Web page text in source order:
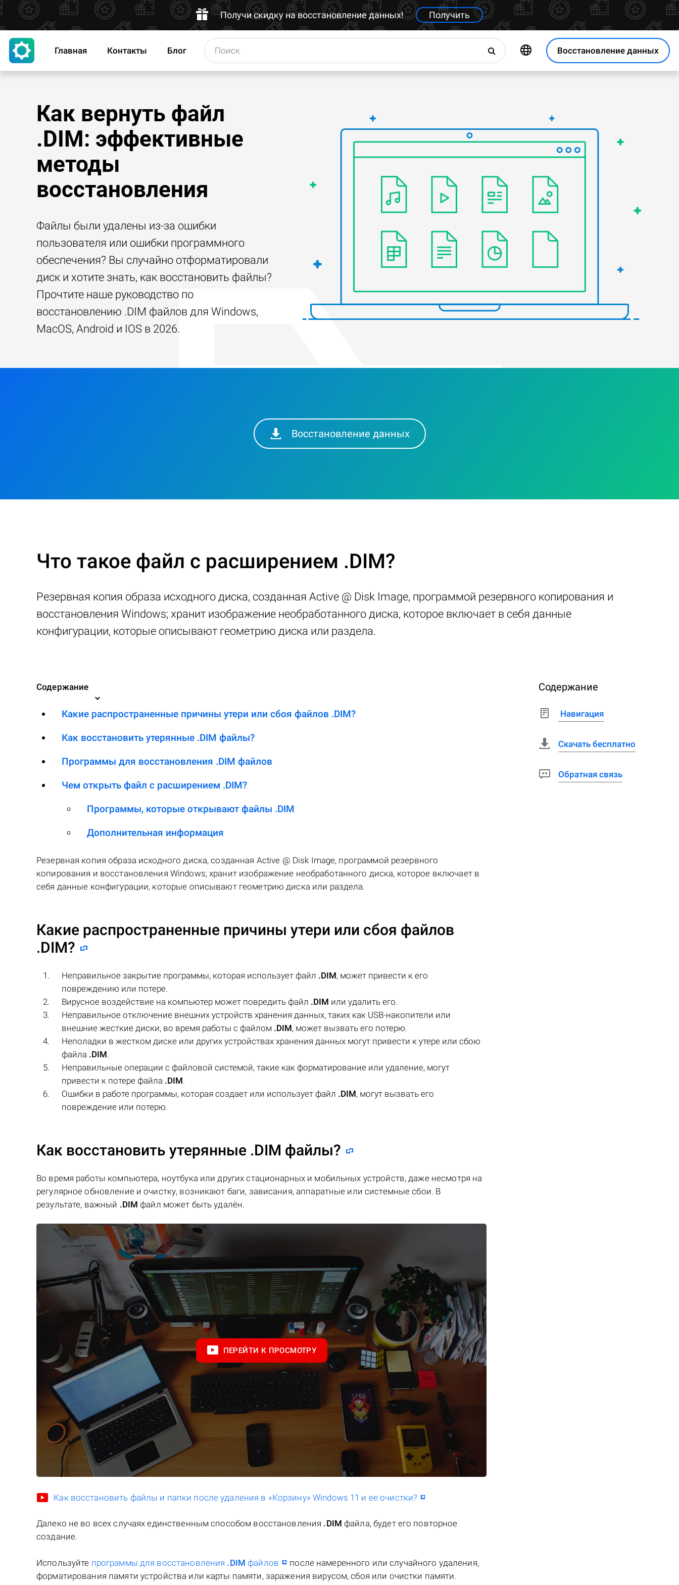
Получи скидку на восстановление данных! Получить
Восстановление данных
Главная Контакты Блог
Как вернуть файл
.DIM: эффективные
методы
восстановления
Файлы были удалены из-за ошибки
пользователя или ошибки программного
обеспечения? Вы случайно отформатировали
диск и хотите знать, как восстановить файлы?
Прочтите наше руководство по
восстановлению .DIM файлов для Windows,
MacOS, Android и IOS в 2026.
Восстановление данных
Что такое файл с расширением .DIM?
Резервная копия образа исходного диска, созданная Active @ Disk Image, программой резервного копирования и
восстановления Windows; хранит изображение необработанного диска, которое включает в себя данные
конфигурации, которые описывают геометрию диска или раздела.
Содержание
Какие распространенные причины утери или сбоя файлов .DIM?
Как восстановить утерянные .DIM файлы?
Программы для восстановления .DIM файлов
Чем открыть файл с расширением .DIM?
Программы, которые открывают файлы .DIM
Дополнительная информация
Резервная копия образа исходного диска, созданная Active @ Disk Image, программой резервного
копирования и восстановления Windows; хранит изображение необработанного диска, которое включает в
себя данные конфигурации, которые описывают геометрию диска или раздела.
Какие распространенные причины утери или сбоя файлов
.DIM?
Неправильное закрытие программы, которая использует файл .DIM, может привести к его
повреждению или потере.
Вирусное воздействие на компьютер может повредить файл .DIM или удалить его.
Неправильное отключение внешних устройств хранения данных, таких как USB-накопители или
внешние жесткие диски, во время работы с файлом .DIM, может вызвать его потерю.
Неполадки в жестком диске или других устройствах хранения данных могут привести к утере или сбою
файла .DIM.
Неправильные операции с файловой системой, такие как форматирование или удаление, могут
привести к потере файла .DIM.
Ошибки в работе программы, которая создает или использует файл .DIM, могут вызвать его
повреждение или потерю.
Как восстановить утерянные .DIM файлы?
Во время работы компьютера, ноутбука или других стационарных и мобильных устройств, даже несмотря на
регулярное обновление и очистку, возникают баги, зависания, аппаратные или системные сбои. В
результате, важный .DIM файл может быть удалён.
ПЕРЕЙТИ К ПРОСМОТРУ
Как восстановить файлы и папки после удаления в «Корзину» Windows 11 и ее очистки?
Далеко не во всех случаях единственным способом восстановления .DIM файла, будет его повторное
создание.
Используйте программы для восстановления .DIM файлов
после намеренного или случайного удаления,
форматирования памяти устройства или карты памяти, заражения вирусом, сбоя или очистки памяти.
Содержание
Навигация
Скачать бесплатно
Обратная связь